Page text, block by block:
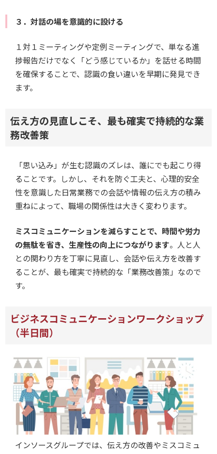
３．対話の場を意識的に設ける
１対１ミーティングや定例ミーティングで、単なる進
捗報告だけでなく「どう感じているか」を話せる時間
を確保することで、認識の食い違いを早期に発見でき
ます。
伝え方の見直しこそ、最も確実で持続的な業
務改善策
「思い込み」が生む認識のズレは、誰にでも起こり得
ることです。しかし、それを防ぐ工夫と、心理的安全
性を意識した日常業務での会話や情報の伝え方の積み
重ねによって、職場の関係性は大きく変わります。
ミスコミュニケーションを減らすことで、時間や労力
の無駄を省き、生産性の向上につながります。人と人
との関わり方を丁寧に見直し、会話や伝え方を改善す
ることが、最も確実で持続的な「業務改善策」なので
す。
ビジネスコミュニケーションワークショップ
（半日間）
インソースグループでは、伝え方の改善やミスコミュ